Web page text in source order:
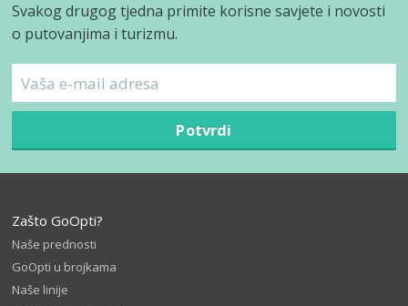
Svakog drugog tjedna primite korisne savjete i novosti
o putovanjima i turizmu.
Potvrdi
Zašto GoOpti?
Naše prednosti
GoOpti u brojkama
Naše linije